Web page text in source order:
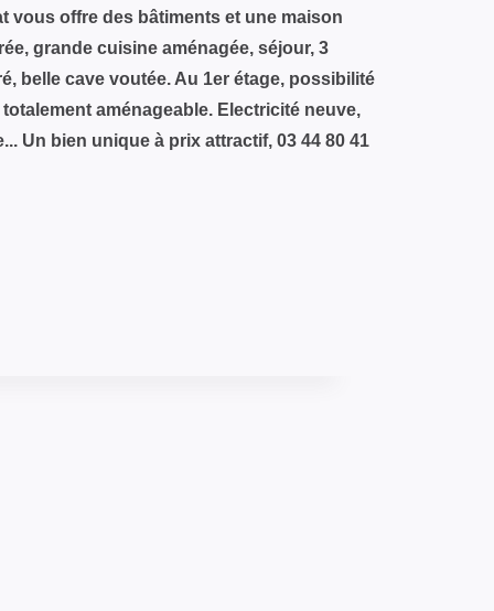
vous offre des bâtiments et une maison
grande cuisine aménagée, séjour, 3
belle cave voutée. Au 1er étage, possibilité
aménageable. Electricité neuve,
Un bien unique à prix attractif, 03 44 80 41